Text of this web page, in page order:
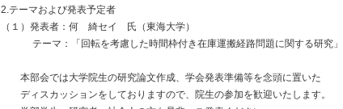
2.テーマおよび発表予定者
（１）発表者：何 綺セイ 氏（東海大学）
テーマ：「回転を考慮した時間枠付き在庫運搬経路問題に関する研究」
本部会では大学院生の研究論文作成、学会発表準備等を念頭に置いた
ディスカッションをしておりますので、院生の参加を歓迎いたします。